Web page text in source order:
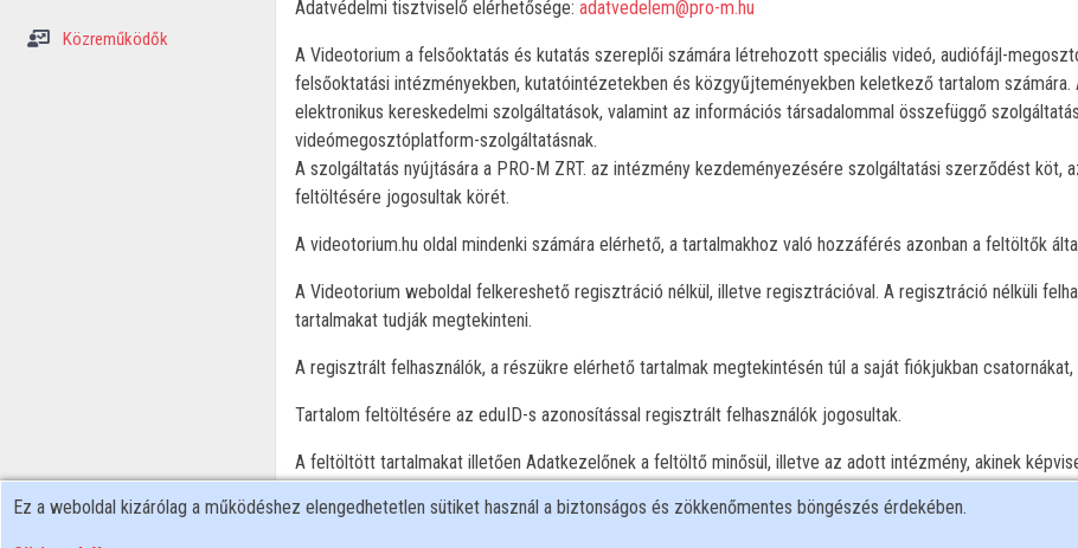
Közreműködők
Adatvédelmi tisztviselő elérhetősége: adatvedelem@pro-m.hu
A Videotorium a felsőoktatás és kutatás szereplői számára létrehozott speciális videó, audiófájl-
felsőoktatási intézményekben, kutatóintézetekben és közgyűjteményekben keletkező tartalom számára.
elektronikus kereskedelmi szolgáltatások, valamint az információs társadalommal összefüggő
videómegosztóplatform-szolgáltatásnak.
A szolgáltatás nyújtására a PRO-M ZRT. az intézmény kezdeményezésére szolgáltatási szerződést
feltöltésére jogosultak körét.
A videotorium.hu oldal mindenki számára elérhető, a tartalmakhoz való hozzáférés azonban a feltöltők
A Videotorium weboldal felkereshető regisztráció nélkül, illetve regisztrációval. A regisztráció nélküli
tartalmakat tudják megtekinteni.
A regisztrált felhasználók, a részükre elérhető tartalmak megtekintésén túl a saját fiókjukban
Tartalom feltöltésére az eduID-s azonosítással regisztrált felhasználók jogosultak.
A feltöltött tartalmakat illetően Adatkezelőnek a feltöltő minősül, illetve az adott intézmény, akinek
A weboldal használata során az alábbi adatkezelések valósulnak meg:
Ez a weboldal kizárólag a működéshez elengedhetetlen sütiket használ a biztonságos és zökkenőmentes böngészés érdekében.